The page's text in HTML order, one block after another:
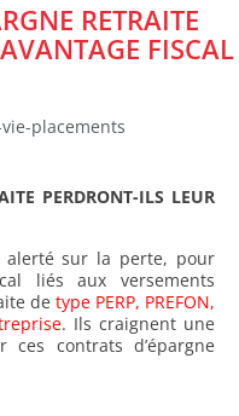
RETRAITE
FISCAL
placements
PERDRONT-ILS LEUR
alerté sur la perte, pour
liés aux versements
de type PERP, PREFON,
. Ils craignent une
contrats d’épargne